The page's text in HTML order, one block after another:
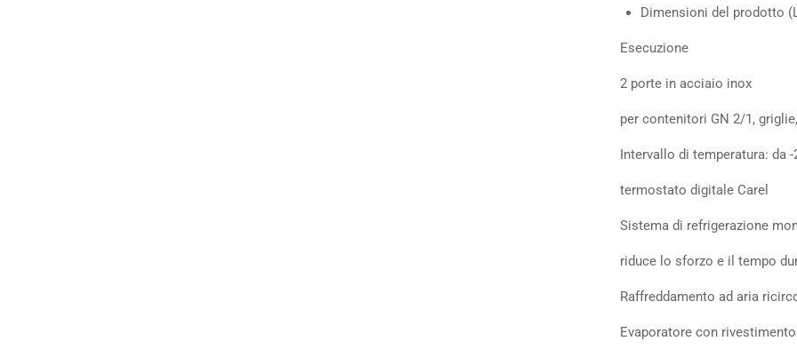
Dimensioni del prodotto
Esecuzione
2 porte in acciaio inox
per contenitori GN 2/1,
Intervallo di temperatura: da -
termostato digitale Carel
Sistema di refrigerazione
riduce lo sforzo e il tempo
Raffreddamento ad aria
Evaporatore con